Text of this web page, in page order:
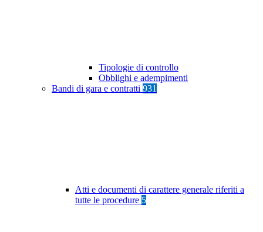
Tipologie di controllo
Obblighi e adempimenti
Bandi di gara e contratti 931
Atti e documenti di carattere generale riferiti a
tutte le procedure 5